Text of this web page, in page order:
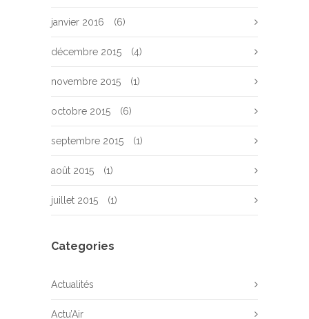
janvier 2016 (6)
décembre 2015 (4)
novembre 2015 (1)
octobre 2015 (6)
septembre 2015 (1)
août 2015 (1)
juillet 2015 (1)
Categories
Actualités
Actu’Air